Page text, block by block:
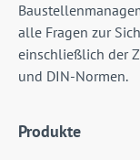
alle Fragen zur
einschließlich der
und DIN-Normen.
Produkte